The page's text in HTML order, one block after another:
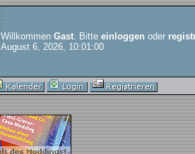
Willkommen Gast. Bitte einloggenoder
August 6, 2026, 10:01:00